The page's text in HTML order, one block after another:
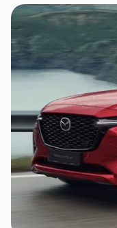
цивільно-
власника
- У разі
транспортного
правомірного
страхування
зберігає чинність
права та
нового
засобу;
- У разі смерті